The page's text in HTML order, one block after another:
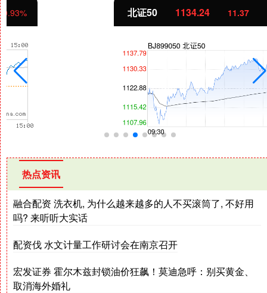
1134.24 11.37 1.01%
热点资讯
融合配资 洗衣机, 为什么越来越多的人不买滚筒了, 不好用
吗? 来听听大实话
配资伐 水文计量工作研讨会在南京召开
宏发证券 霍尔木兹封锁油价狂飙！莫迪急呼：别买黄金、
取消海外婚礼